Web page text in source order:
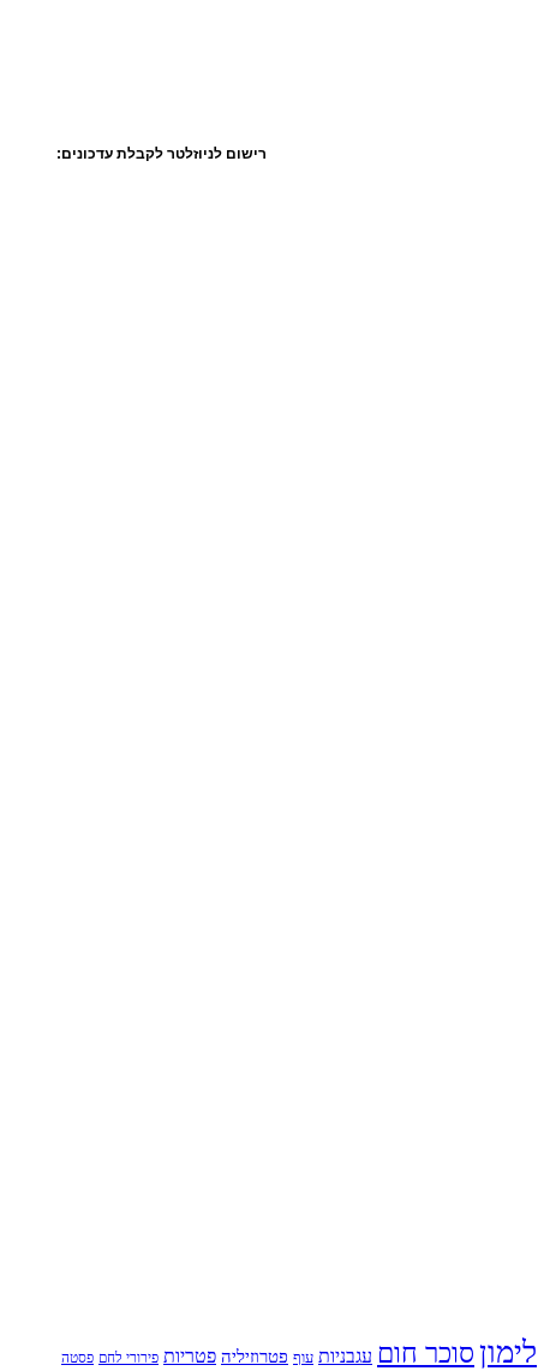
רישום לניוזלטר לקבלת עדכונים:
לימוןסוכר חום עגבניות עוף פטרוזיליה פטריות פירורי לחם פסטה